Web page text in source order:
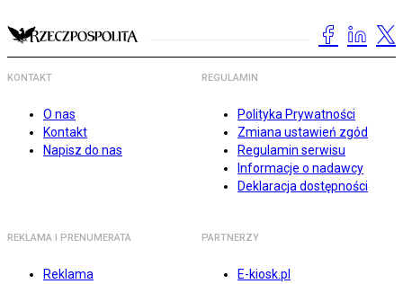
KONTAKT
O nas
Kontakt
Napisz do nas
REGULAMIN
Polityka Prywatności
Zmiana ustawień zgód
Regulamin serwisu
Informacje o nadawcy
Deklaracja dostępności
REKLAMA I PRENUMERATA
Reklama
PARTNERZY
E-kiosk.pl